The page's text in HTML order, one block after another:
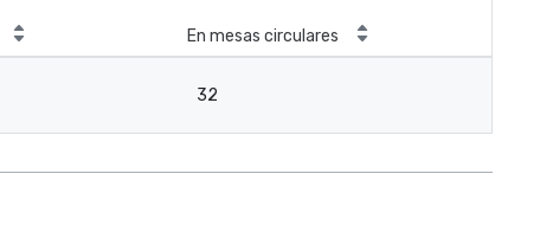
En mesas circulares
32